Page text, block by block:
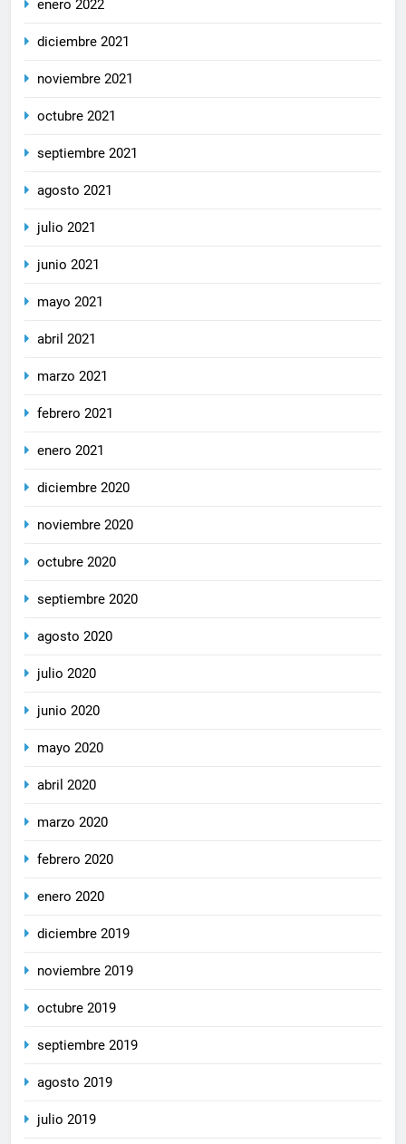
enero 2022
diciembre 2021
noviembre 2021
octubre 2021
septiembre 2021
agosto 2021
julio 2021
junio 2021
mayo 2021
abril 2021
marzo 2021
febrero 2021
enero 2021
diciembre 2020
noviembre 2020
octubre 2020
septiembre 2020
agosto 2020
julio 2020
junio 2020
mayo 2020
abril 2020
marzo 2020
febrero 2020
enero 2020
diciembre 2019
noviembre 2019
octubre 2019
septiembre 2019
agosto 2019
julio 2019